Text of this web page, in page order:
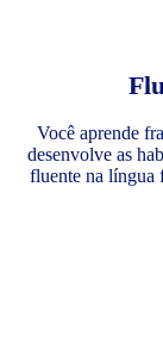
Você aprende
desenvolve as
fluente na língua